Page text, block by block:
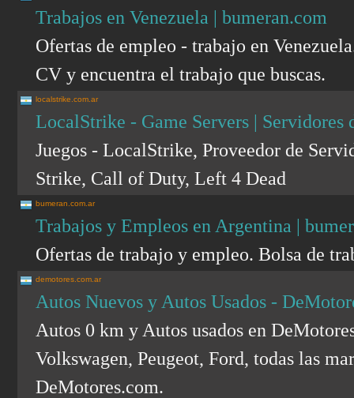
Trabajos en Venezuela | bumeran.com
Ofertas de empleo - trabajo en
CV y encuentra el trabajo que buscas.
localstrike.com.ar
LocalStrike - Game Servers | Servidores
Juegos - LocalStrike, Proveedor de
Strike, Call of Duty, Left 4 Dead
bumeran.com.ar
Trabajos y Empleos en Argentina |
Ofertas de trabajo y empleo. Bolsa de
demotores.com.ar
Autos Nuevos y Autos Usados -
Autos 0 km y Autos usados en
Volkswagen, Peugeot, Ford, todas las
DeMotores.com.